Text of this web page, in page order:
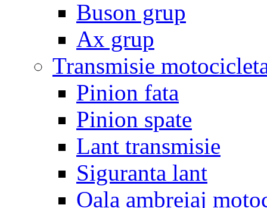
Buson grup
Ax grup
Transmisie
Pinion fata
Pinion spate
Lant transmisie
Siguranta lant
Oala ambreiaj